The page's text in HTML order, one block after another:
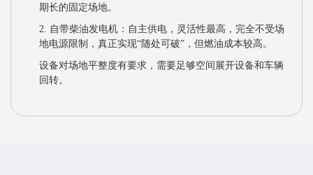
期长的固定场地。
​​2. 自带柴油发电机​​：自主供电，灵活性最高，完全不受场
地电源限制，真正实现“随处可破”，但燃油成本较高。
设备对场地平整度有要求，需要足够空间展开设备和车辆
回转。